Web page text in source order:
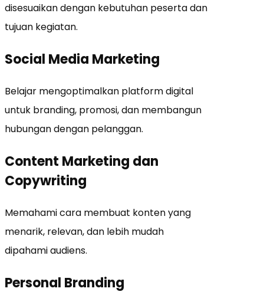
disesuaikan dengan kebutuhan peserta dan
tujuan kegiatan.
Social Media Marketing
Belajar mengoptimalkan platform digital
untuk branding, promosi, dan membangun
hubungan dengan pelanggan.
Content Marketing dan
Copywriting
Memahami cara membuat konten yang
menarik, relevan, dan lebih mudah
dipahami audiens.
Personal Branding